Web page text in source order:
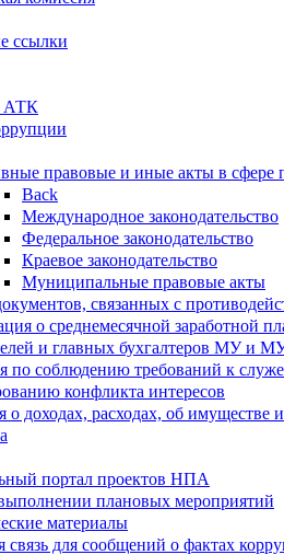
ссылки
АТК
правовые и иные акты в сфере
Back
Международное законодательство
Федеральное законодательство
Краевое законодательство
Муниципальные правовые акты
связанных с
о среднемесячной заработной
и главных бухгалтеров МУ и
по соблюдению требований к
конфликта интересов
о доходах, расходах, об имуществе
портал проектов НПА
плановых мероприятий
материалы
связь для сообщений о фактах